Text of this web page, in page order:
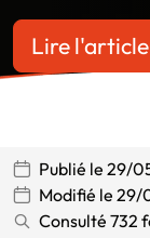
Lire
Publié le 29/
Modifié le 29/
Consulté 732